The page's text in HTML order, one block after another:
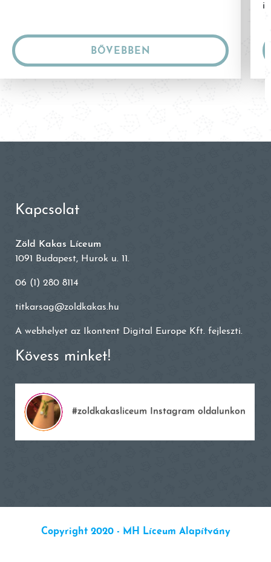
BŐVEBBEN
Kapcsolat
Zöld Kakas Líceum
1091 Budapest, Hurok u. 11.
06 (1) 280 8114
titkarsag@zoldkakas.hu
A webhelyet az Ikontent Digital Europe Kft. fejleszti.
Kövess minket!
#zoldkakasliceum Instagram oldalunkon
Copyright 2020 - MH Líceum Alapítvány